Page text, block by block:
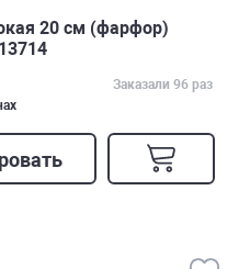
20 см (фарфор)
Заказали 96 раз